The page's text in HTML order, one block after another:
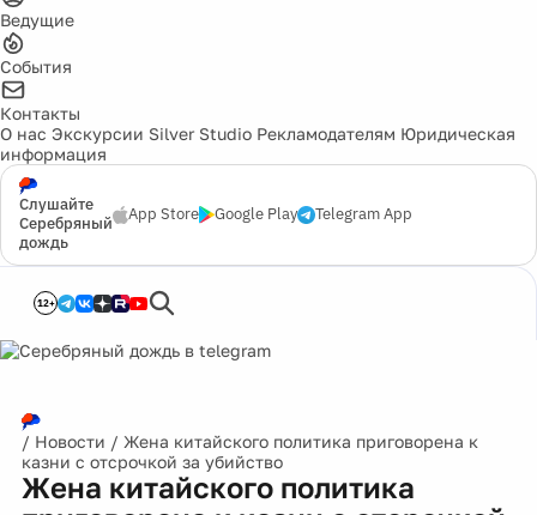
Ведущие
События
Контакты
О нас Экскурсии Silver Studio Рекламодателям Юридическая
информация
Слушайте
Серебряный
дождь
App Store Google Play Telegram App
12+
/ Новости / Жена китайского политика приговорена к
казни с отсрочкой за убийство
Жена китайского политика